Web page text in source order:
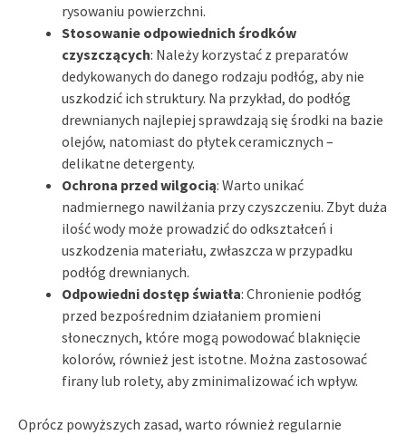
rysowaniu powierzchni.
Stosowanie odpowiednich środków
czyszczących: Należy korzystać z preparatów
dedykowanych do danego rodzaju podłóg, aby nie
uszkodzić ich struktury. Na przykład, do podłóg
drewnianych najlepiej sprawdzają się środki na bazie
olejów, natomiast do płytek ceramicznych –
delikatne detergenty.
Ochrona przed wilgocią: Warto unikać
nadmiernego nawilżania przy czyszczeniu. Zbyt duża
ilość wody może prowadzić do odkształceń i
uszkodzenia materiału, zwłaszcza w przypadku
podłóg drewnianych.
Odpowiedni dostęp światła: Chronienie podłóg
przed bezpośrednim działaniem promieni
słonecznych, które mogą powodować blaknięcie
kolorów, również jest istotne. Można zastosować
firany lub rolety, aby zminimalizować ich wpływ.
Oprócz powyższych zasad, warto również regularnie